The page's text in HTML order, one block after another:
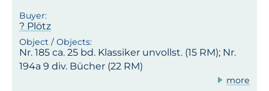
? Plötz
Nr. 185 ca. 25 bd. Klassiker unvollst. (15 RM); Nr.
194a 9 div. Bücher (22 RM)
more